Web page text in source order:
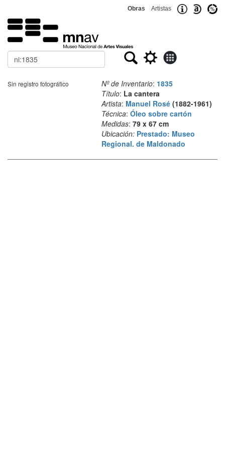
Obras Artistas
Buscar
Sin registro fotográfico Nº de Inventario: 1835
Título: La cantera
Artista: Manuel Rosé(1882-1961)
Técnica: Óleo sobre cartón
Medidas: 79 x 67 cm
Ubicación: Prestado: Museo
Regional. de Maldonado